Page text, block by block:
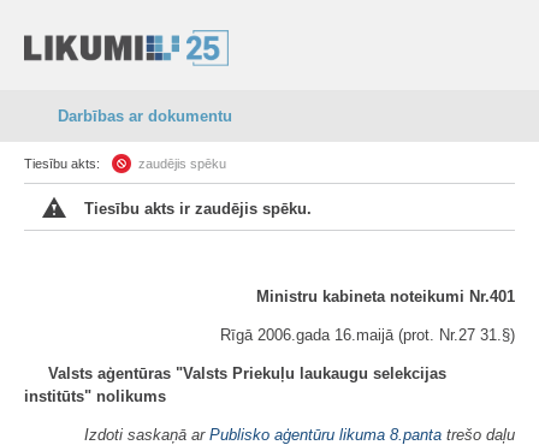
Darbības ar dokumentu
Tiesību akts: zaudējis spēku
Tiesību akts ir zaudējis spēku.
Ministru kabineta noteikumi Nr.401
Rīgā 2006.gada 16.maijā (prot. Nr.27 31.§)
Valsts aģentūras "Valsts Priekuļu laukaugu selekcijas
institūts" nolikums
Izdoti saskaņā ar Publisko aģentūru likuma 8.panta trešo daļu